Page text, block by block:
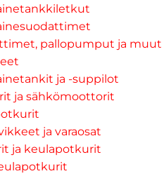
pallopumput ja muut
ja -suppilot
ja sähkömoottorit
ja varaosat
ja keulapotkurit